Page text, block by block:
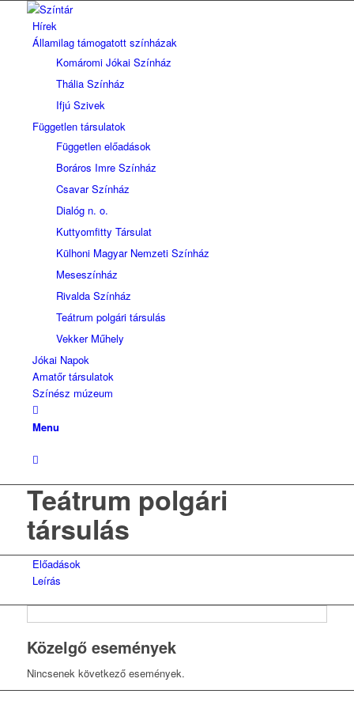
Hírek
Államilag támogatott színházak
Komáromi Jókai Színház
Thália Színház
Ifjú Szivek
Független társulatok
Független előadások
Boráros Imre Színház
Csavar Színház
Dialóg n. o.
Kuttyomfitty Társulat
Külhoni Magyar Nemzeti Színház
Meseszínház
Rivalda Színház
Teátrum polgári társulás
Vekker Műhely
Jókai Napok
Amatőr társulatok
Színész múzeum
Menu
Teátrum polgári
társulás
Előadások
Leírás
Közelgő események
Nincsenek következő események.